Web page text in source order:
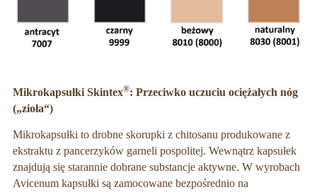
Mikrokapsułki Skintex®: Przeciwko uczuciu ociężałych nóg
(„zioła“)
Mikrokapsułki to drobne skorupki z chitosanu produkowane z
ekstraktu z pancerzyków garneli pospolitej. Wewnątrz kapsułek
znajdują się starannie dobrane substancje aktywne. W wyrobach
Avicenum kapsułki są zamocowane bezpośrednio na